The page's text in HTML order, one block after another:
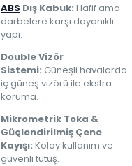
ABS Dış Kabuk: Hafif ama
darbelere karşı dayanıklı
yapı.
Double Vizör
Sistemi: Güneşli havalarda
iç güneş vizörü ile ekstra
koruma.
Mikrometrik Toka &
Güçlendirilmiş Çene
Kayışı: Kolay kullanım ve
güvenli tutuş.